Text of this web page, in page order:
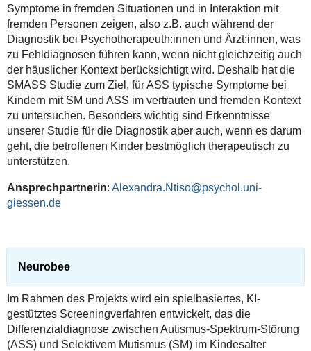
Symptome in fremden Situationen und in Interaktion mit
fremden Personen zeigen, also z.B. auch während der
Diagnostik bei Psychotherapeuth:innen und Ärzt:innen, was
zu Fehldiagnosen führen kann, wenn nicht gleichzeitig auch
der häuslicher Kontext berücksichtigt wird. Deshalb hat die
SMASS Studie zum Ziel, für ASS typische Symptome bei
Kindern mit SM und ASS im vertrauten und fremden Kontext
zu untersuchen. Besonders wichtig sind Erkenntnisse
unserer Studie für die Diagnostik aber auch, wenn es darum
geht, die betroffenen Kinder bestmöglich therapeutisch zu
unterstützen.
Ansprechpartnerin: Alexandra.Ntiso@psychol.uni-
giessen.de
Neurobee
Im Rahmen des Projekts wird ein spielbasiertes, KI-
gestütztes Screeningverfahren entwickelt, das die
Differenzialdiagnose zwischen Autismus-Spektrum-Störung
(ASS) und Selektivem Mutismus (SM) im Kindesalter